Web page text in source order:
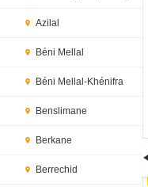
Azilal
Béni Mellal
Béni Mellal-Khénifra
Benslimane
Berkane
Berrechid